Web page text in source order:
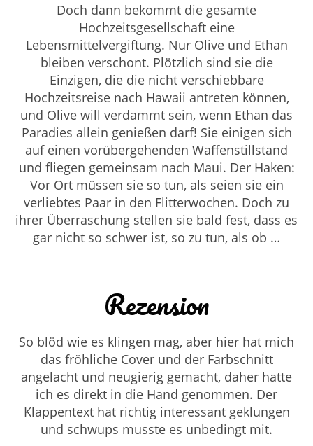
Doch dann bekommt die gesamte
Hochzeitsgesellschaft eine
Lebensmittelvergiftung. Nur Olive und Ethan
bleiben verschont. Plötzlich sind sie die
Einzigen, die die nicht verschiebbare
Hochzeitsreise nach Hawaii antreten können,
und Olive will verdammt sein, wenn Ethan das
Paradies allein genießen darf! Sie einigen sich
auf einen vorübergehenden Waffenstillstand
und fliegen gemeinsam nach Maui. Der Haken:
Vor Ort müssen sie so tun, als seien sie ein
verliebtes Paar in den Flitterwochen. Doch zu
ihrer Überraschung stellen sie bald fest, dass es
gar nicht so schwer ist, so zu tun, als ob …
Rezension
So blöd wie es klingen mag, aber hier hat mich
das fröhliche Cover und der Farbschnitt
angelacht und neugierig gemacht, daher hatte
ich es direkt in die Hand genommen. Der
Klappentext hat richtig interessant geklungen
und schwups musste es unbedingt mit.